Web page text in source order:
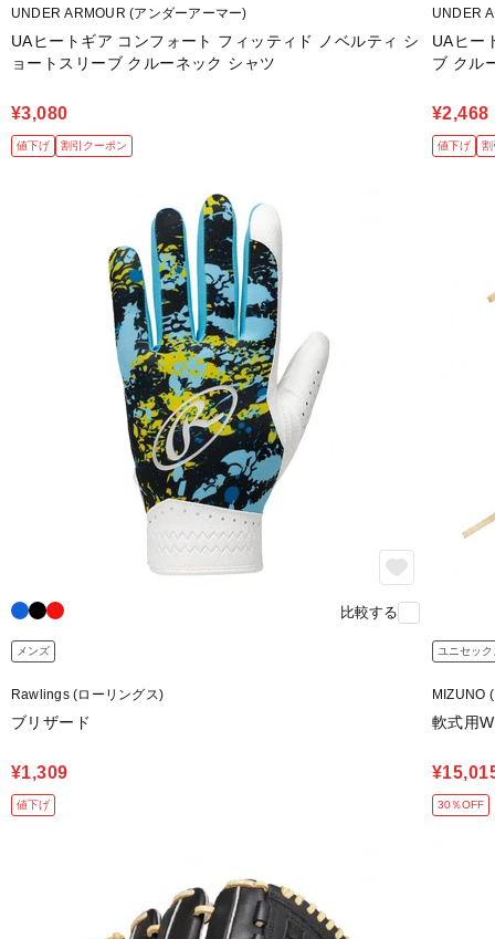
UNDER ARMOUR (アンダーアーマー)
UAヒートギア コンフォート フィッティド ノベルティ シ
ョートスリーブ クルーネック シャツ
¥3,080
値下げ 割引クーポン
UNDER
UAヒー
ブ クル
¥2,468
値下げ 割
比較する
メンズ
Rawlings (ローリングス)
ブリザード
¥1,309
値下げ
ユニセック
MIZUNO
軟式用
30％OFF